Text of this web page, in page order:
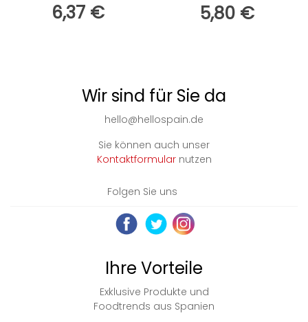
6,37 € 5,80 €
Wir sind für Sie da
hello@hellospain.de
Sie können auch unser
Kontaktformularnutzen
Folgen Sie uns
Ihre Vorteile
Exklusive Produkte und
Foodtrends aus Spanien